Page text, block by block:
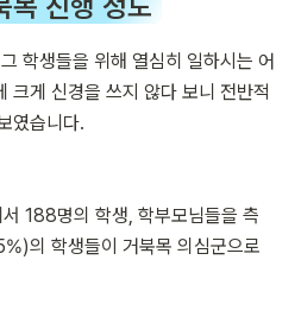
목 진행 정도
학생들을 위해 열심히 일하시는 어
크게 신경을 쓰지 않다 보니 전반적
였습니다.
188명의 학생, 학부모님들을 측
의 학생들이 거북목 의심군으로